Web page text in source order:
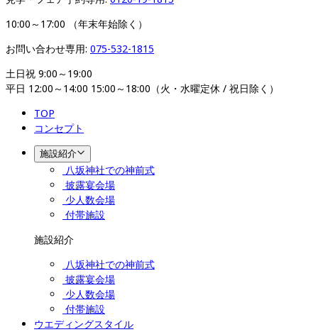
10:00～17:00 （年末年始除く）
お問い合わせ専用: 075-532-1815
土日祝 9:00～19:00
平日 12:00～14:00 15:00～18:00（火・水曜定休 / 祝日除く）
TOP
コンセプト
施設紹介
八坂神社での神前式
披露宴会場
少人数会場
付帯施設
施設紹介
八坂神社での神前式
披露宴会場
少人数会場
付帯施設
ウエディングスタイル